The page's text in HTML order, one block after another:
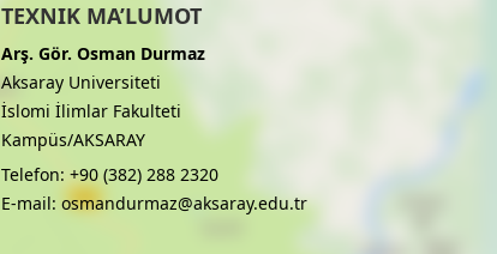
TEXNIK MA’LUMOT
Arş. Gör. Osman Durmaz
Aksaray Universiteti
İslomi İlimlar Fakulteti
Kampüs/AKSARAY
Telefon: +90 (382) 288 2320
E-mail: osmandurmaz@aksaray.edu.tr